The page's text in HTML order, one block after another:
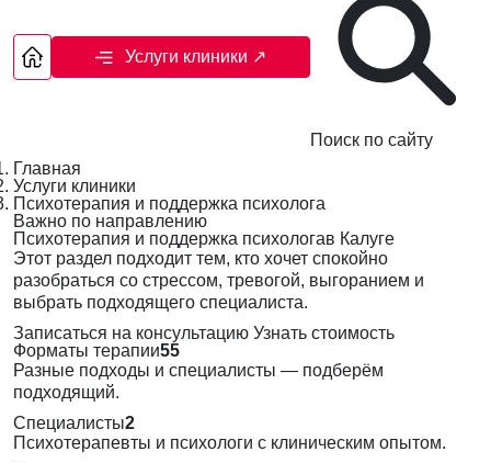
Услуги клиники ↗
Поиск по сайту
Главная
Услуги клиники
Психотерапия и поддержка психолога
Важно по направлению
Психотерапия и поддержка психологав Калуге
Этот раздел подходит тем, кто хочет спокойно
разобраться со стрессом, тревогой, выгоранием и
выбрать подходящего специалиста.
Записаться на консультацию Узнать стоимость
Форматы терапии55
Разные подходы и специалисты — подберём
подходящий.
Специалисты2
Психотерапевты и психологи с клиническим опытом.